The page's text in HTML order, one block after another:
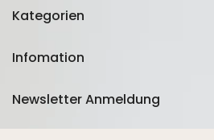
Kategorien
Infomation
Newsletter Anmeldung